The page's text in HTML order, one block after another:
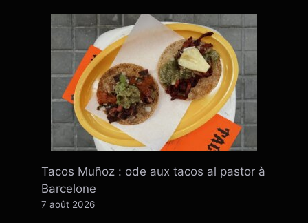
Tacos Muñoz : ode aux tacos al pastor à
Barcelone
7 août 2026